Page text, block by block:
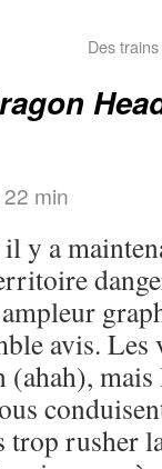
Des
min
y a
avis. Les
trop rusher